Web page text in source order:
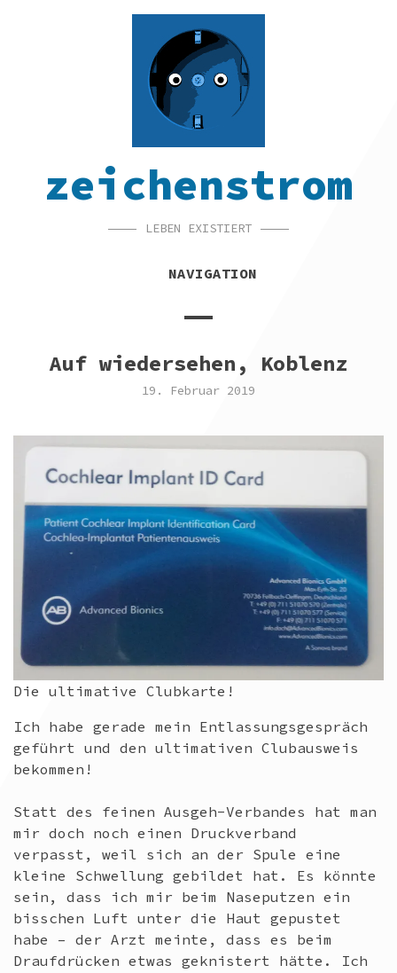
zeichenstrom
LEBEN EXISTIERT
NAVIGATION
Auf wiedersehen, Koblenz
19. Februar 2019
Die ultimative Clubkarte!
Ich habe gerade mein Entlassungsgespräch
geführt und den ultimativen Clubausweis
bekommen!
Statt des feinen Ausgeh-Verbandes hat man
mir doch noch einen Druckverband
verpasst, weil sich an der Spule eine
kleine Schwellung gebildet hat. Es könnte
sein, dass ich mir beim Naseputzen ein
bisschen Luft unter die Haut gepustet
habe – der Arzt meinte, dass es beim
Draufdrücken etwas geknistert hätte. Ich